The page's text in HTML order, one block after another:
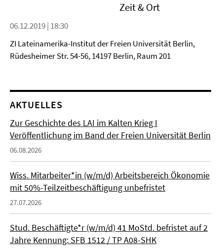
Zeit & Ort
06.12.2019 | 18:30
ZI Lateinamerika-Institut der Freien Universität Berlin,
Rüdesheimer Str. 54-56, 14197 Berlin, Raum 201
AKTUELLES
Zur Geschichte des LAI im Kalten Krieg I
Veröffentlichung im Band der Freien Universität Berlin
06.08.2026
Wiss. Mitarbeiter*in (w/m/d) Arbeitsbereich Ökonomie
mit 50%-Teilzeitbeschäftigung unbefristet
27.07.2026
Stud. Beschäftigte*r (w/m/d) 41 MoStd. befristet auf 2
Jahre Kennung: SFB 1512 / TP A08-SHK